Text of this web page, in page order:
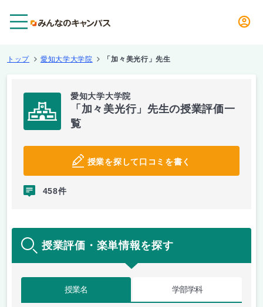
トップ 愛知大学大学院 「加々美光行」先生
愛知大学大学院
「加々美光行」先生の授業評価一
覧
授業を探して口コミを書く
458件
授業評価・楽単情報を探す
授業名 学部学科